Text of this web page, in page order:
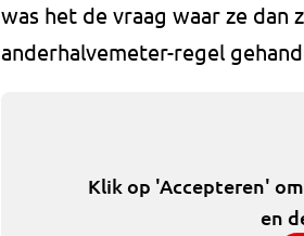
was het de vraag waar ze dan
anderhalvemeter-regel
Klik op 'Accepteren'
en